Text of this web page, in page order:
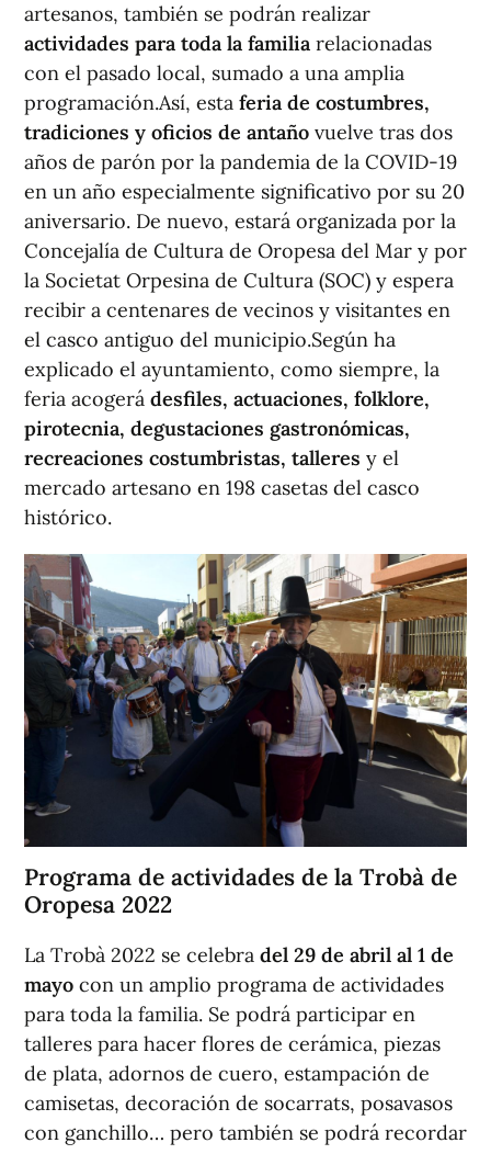
artesanos, también se podrán realizar
actividades para toda la familia relacionadas
con el pasado local, sumado a una amplia
programación.Así, esta feria de costumbres,
tradiciones y oficios de antaño vuelve tras dos
años de parón por la pandemia de la COVID-19
en un año especialmente significativo por su 20
aniversario. De nuevo, estará organizada por la
Concejalía de Cultura de Oropesa del Mar y por
la Societat Orpesina de Cultura (SOC) y espera
recibir a centenares de vecinos y visitantes en
el casco antiguo del municipio.Según ha
explicado el ayuntamiento, como siempre, la
feria acogerá desfiles, actuaciones, folklore,
pirotecnia, degustaciones gastronómicas,
recreaciones costumbristas, talleres y el
mercado artesano en 198 casetas del casco
histórico.
Programa de actividades de la Trobà de
Oropesa 2022
La Trobà 2022 se celebra del 29 de abril al 1 de
mayo con un amplio programa de actividades
para toda la familia. Se podrá participar en
talleres para hacer flores de cerámica, piezas
de plata, adornos de cuero, estampación de
camisetas, decoración de socarrats, posavasos
con ganchillo… pero también se podrá recordar